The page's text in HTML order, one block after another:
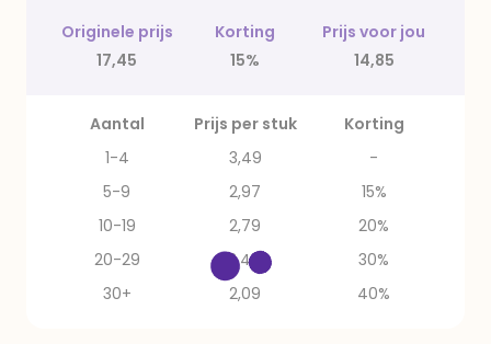
Originele prijs Korting
Prijs voor jou
17,45
15% 14,85
Aantal Prijs per stuk
Korting
1-4
3,49
-
5-9
2,97
15%
10-19
2,79
20%
20-29
2,44
30%
30+
2,09 40%